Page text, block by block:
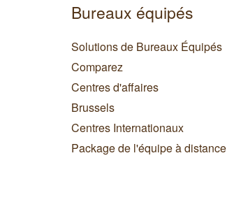
Bureaux équipés
Solutions de Bureaux Équipés
Comparez
Centres d'affaires
Brussels
Centres Internationaux
Package de l'équipe à distance